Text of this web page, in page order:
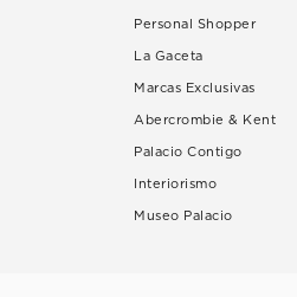
Personal Shopper
La Gaceta
Marcas Exclusivas
Abercrombie & Kent
Palacio Contigo
Interiorismo
Museo Palacio